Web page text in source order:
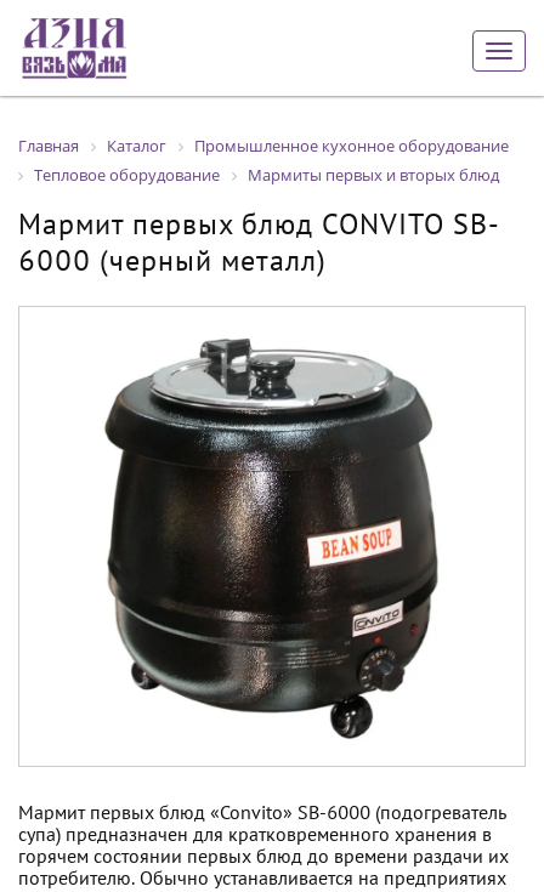
Главная Каталог
Промышленное кухонное оборудование
Тепловое оборудование
Мармиты первых и вторых блюд
Мармит первых блюд CONVITO SB-
6000 (черный металл)
Мармит первых блюд «Convito» SB-6000 (подогреватель
супа) предназначен для кратковременного хранения в
горячем состоянии первых блюд до времени раздачи их
потребителю. Обычно устанавливается на предприятиях